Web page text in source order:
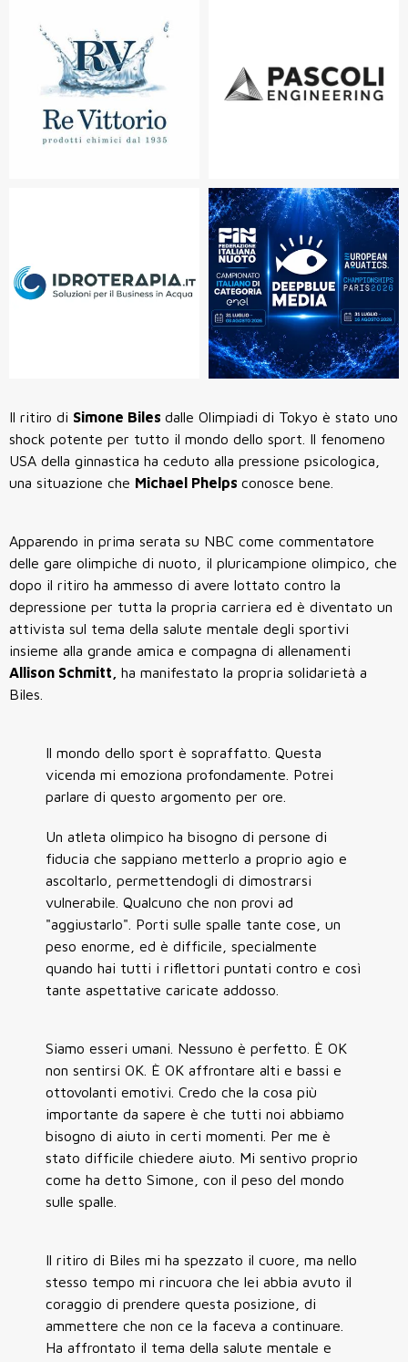
Il ritiro di Simone Biles dalle Olimpiadi di Tokyo è stato uno
shock potente per tutto il mondo dello sport. Il fenomeno
USA della ginnastica ha ceduto alla pressione psicologica,
una situazione che Michael Phelps conosce bene.
Apparendo in prima serata su NBC come commentatore
delle gare olimpiche di nuoto, il pluricampione olimpico, che
dopo il ritiro ha ammesso di avere lottato contro la
depressione per tutta la propria carriera ed è diventato un
attivista sul tema della salute mentale degli sportivi
insieme alla grande amica e compagna di allenamenti
Allison Schmitt, ha manifestato la propria solidarietà a
Biles.
Il mondo dello sport è sopraffatto. Questa
vicenda mi emoziona profondamente. Potrei
parlare di questo argomento per ore.
Un atleta olimpico ha bisogno di persone di
fiducia che sappiano metterlo a proprio agio e
ascoltarlo, permettendogli di dimostrarsi
vulnerabile. Qualcuno che non provi ad
"aggiustarlo". Porti sulle spalle tante cose, un
peso enorme, ed è difficile, specialmente
quando hai tutti i riflettori puntati contro e così
tante aspettative caricate addosso.
Siamo esseri umani. Nessuno è perfetto. È OK
non sentirsi OK. È OK affrontare alti e bassi e
ottovolanti emotivi. Credo che la cosa più
importante da sapere è che tutti noi abbiamo
bisogno di aiuto in certi momenti. Per me è
stato difficile chiedere aiuto. Mi sentivo proprio
come ha detto Simone, con il peso del mondo
sulle spalle.
Il ritiro di Biles mi ha spezzato il cuore, ma nello
stesso tempo mi rincuora che lei abbia avuto il
coraggio di prendere questa posizione, di
ammettere che non ce la faceva a continuare.
Ha affrontato il tema della salute mentale e